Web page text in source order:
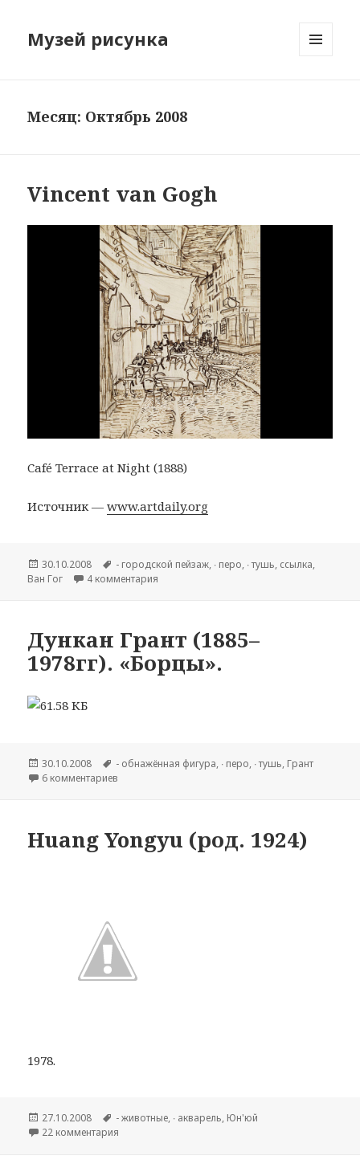
Музей рисунка
Месяц: Октябрь 2008
Vincent van Gogh
Café Terrace at Night (1888)
Источник —www.artdaily.org
Опубликовано
30.10.2008 Метки
- городской пейзаж, ∙ перо, ∙ тушь, cсылка,
Ван Гог
4 комментария
Дункан Грант (1885–
1978гг). «Борцы».
Опубликовано
30.10.2008 Метки
- обнажённая фигура, ∙ перо, ∙ тушь, Грант
6 комментариев
Huang Yongyu (род. 1924)
1978.
Опубликовано
27.10.2008 Метки
- животные, ∙ акварель, Юн'юй
22 комментария